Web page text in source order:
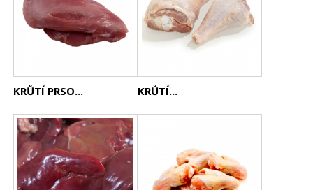
KRŮTÍ PRSO... KRŮTÍ...